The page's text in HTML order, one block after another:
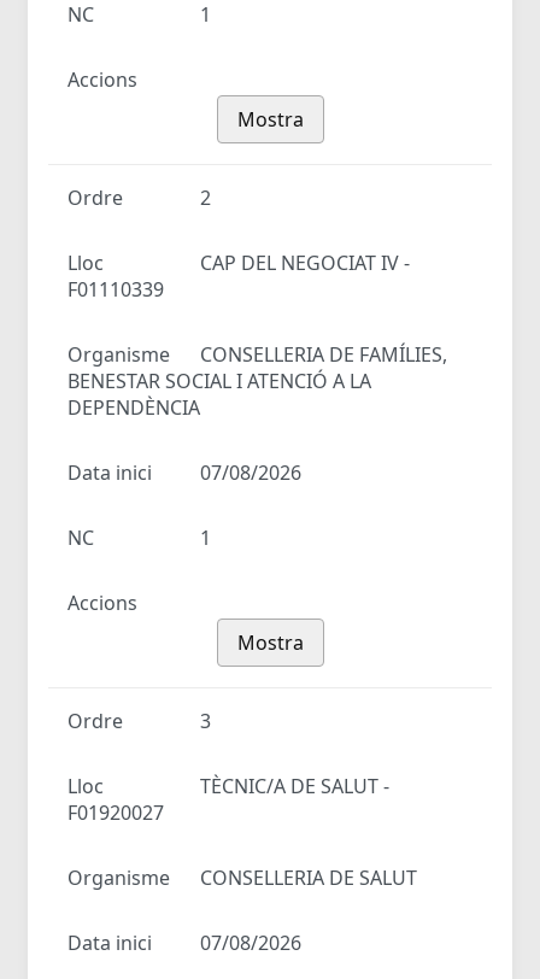
NC 1
Accions
Mostra
Ordre 2
Lloc
CAP DEL NEGOCIAT IV -
F01110339
Organisme
CONSELLERIA DE FAMÍLIES,
BENESTAR SOCIAL I ATENCIÓ A LA
DEPENDÈNCIA
Data inici 07/08/2026
NC 1
Accions
Mostra
Ordre 3
Lloc
TÈCNIC/A DE SALUT -
F01920027
Organisme CONSELLERIA DE SALUT
Data inici 07/08/2026